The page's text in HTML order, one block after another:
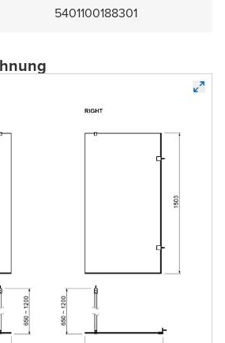
5401100188301